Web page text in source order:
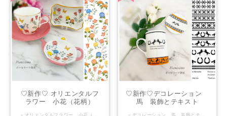
♡新作♡ オリエンタルフ
ラワー 小花（花柄）
♡新作♡デコレーション
馬 装飾とテキスト